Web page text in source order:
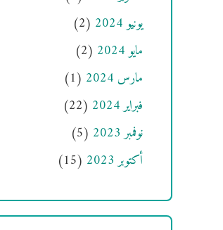
يونيو 2024
(2)
مايو 2024
(2)
مارس 2024
(1)
فبراير 2024
(22)
نوفمبر 2023
(5)
أكتوبر 2023
(15)